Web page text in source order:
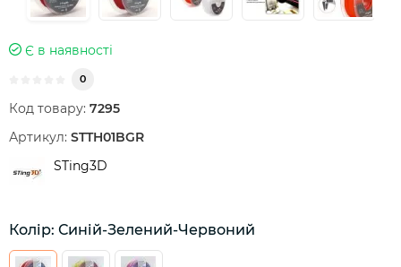
Є в наявності
0
Код товару: 7295
Артикул: STTH01BGR
STing3D
Колір: Синій-Зелений-Червоний